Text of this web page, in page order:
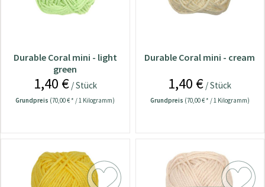
Durable Coral mini - light
green
1,40 €/ Stück
Grundpreis (70,00 € * / 1 Kilogramm)
Durable Coral mini - cream
1,40 € / Stück
Grundpreis (70,00 € * / 1 Kilogramm)